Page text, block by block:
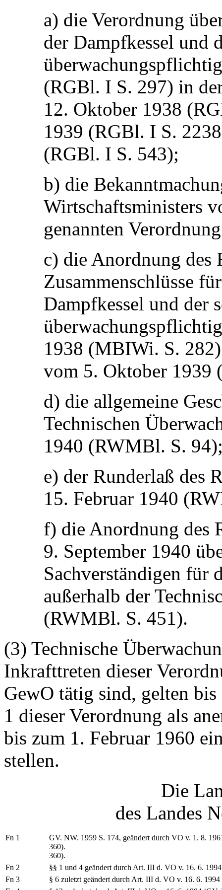
a) die Verordnung
der Dampfkessel und
(RGBl. I S. 297) in
12. Oktober 1938
1939 (RGBl. I S.
(RGBl. I S. 543);
b) die
Wirtschaftsministers
genannten
c) die Anordnung des
Zusammenschlüsse
Dampfkessel und der
1938 (MBIWi. S.
vom 5. Oktober 1939
d) die allgemeine
Technischen
1940 (RWMBl. S.
e) der Runderlaß des
15. Februar 1940
f) die Anordnung des
9. September 1940
Sachverständigen für
außerhalb der
(RWMBl. S. 451).
(3) Technische
Inkrafttreten dieser
GewO tätig sind, gelten
1 dieser Verordnung als
bis zum 1. Februar 1960
stellen.
Die
des Landes
Fn 1
GV. NW. 1959 S. 174, geändert durch VO v. 1. 8.
360).
360).
Fn 2
§§ 1 und 4 geändert durch Art. III d. VO v. 16. 6.
Fn 3
§ 6 zuletzt geändert durch Art. III d. VO v. 16. 6.